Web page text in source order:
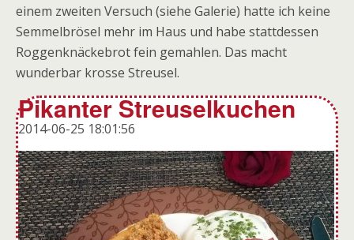
einem zweiten Versuch (siehe Galerie) hatte ich keine
Semmelbrösel mehr im Haus und habe stattdessen
Roggenknäckebrot fein gemahlen. Das macht
wunderbar krosse Streusel.
Pikanter Streuselkuchen
2014-06-25 18:01:56